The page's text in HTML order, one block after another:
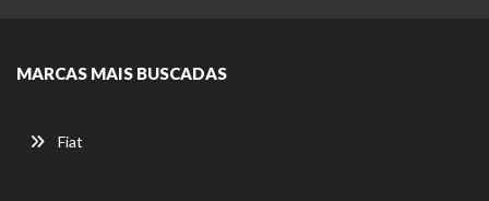
MARCAS MAIS BUSCADAS
Fiat